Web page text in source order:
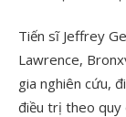
Tiến sĩ Jeffrey
Lawrence,
gia nghiên cứu,
điều trị theo quy